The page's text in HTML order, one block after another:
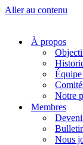
Aller au contenu
À propos
Notre
Membres
Nous